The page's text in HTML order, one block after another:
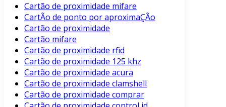
Cartão de proximidade mifare
CartÃo de ponto por aproximaÇÃo
Cartão de proximidade
Cartão mifare
Cartão de proximidade rfid
Cartão de proximidade 125 khz
Cartão de proximidade acura
Cartão de proximidade clamshell
Cartão de proximidade comprar